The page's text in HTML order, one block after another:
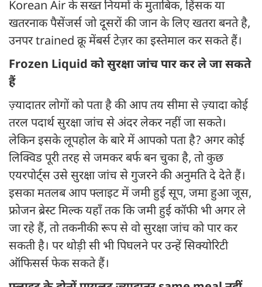
Korean Air के सख्त नियमों के मुताबिक, हिंसक या
खतरनाक पैसेंजर्स जो दूसरों की जान के लिए खतरा बनते है,
उनपर trained क्रू मेंबर्स टेज़र का इस्तेमाल कर सकते हैं।
Frozen Liquid को सुरक्षा जांच पार कर ले जा सकते
हैं
ज़्यादातर लोगों को पता है की आप तय सीमा से ज़्यादा कोई
तरल पदार्थ सुरक्षा जांच से अंदर लेकर नहीं जा सकते।
लेकिन इसके लूपहोल के बारे में आपको पता है? अगर कोई
लिक्विड पूरी तरह से जमकर बर्फ बन चुका है, तो कुछ
एयरपोर्ट्स उसे सुरक्षा जांच से गुजरने की अनुमति दे देते हैं।
इसका मतलब आप फ्लाइट में जमी हुई सूप, जमा हुआ जूस,
फ्रोजन ब्रेस्ट मिल्क यहाँ तक कि जमी हुई कॉफी भी अगर ले
जा रहे हैं, तो तकनीकी रूप से वो सुरक्षा जांच को पार कर
सकती है। पर थोड़ी सी भी पिघलने पर उन्हें सिक्योरिटी
ऑफिसर्स फेक सकते हैं।